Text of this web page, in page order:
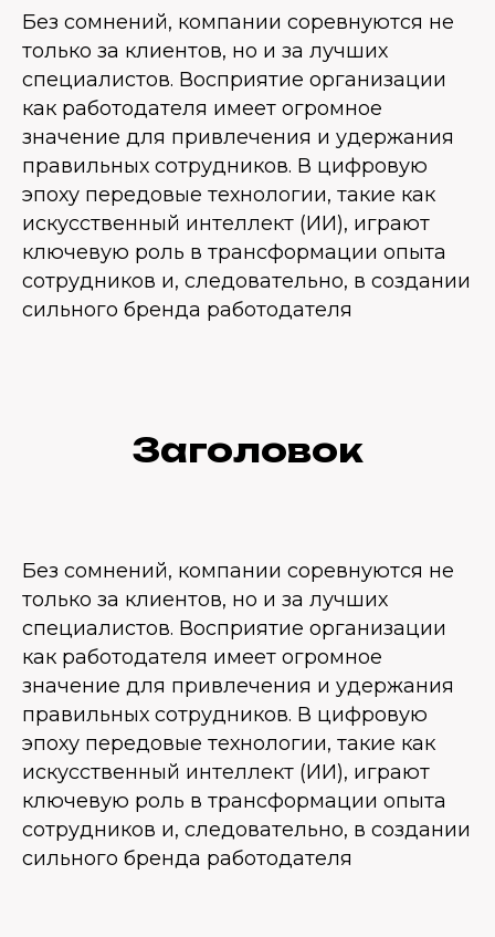
Без сомнений, компании соревнуются не
только за клиентов, но и за лучших
специалистов. Восприятие организации
как работодателя имеет огромное
значение для привлечения и удержания
правильных сотрудников. В цифровую
эпоху передовые технологии, такие как
искусственный интеллект (ИИ), играют
ключевую роль в трансформации опыта
сотрудников и, следовательно, в создании
сильного бренда работодателя
Заголовок
Без сомнений, компании соревнуются не
только за клиентов, но и за лучших
специалистов. Восприятие организации
как работодателя имеет огромное
значение для привлечения и удержания
правильных сотрудников. В цифровую
эпоху передовые технологии, такие как
искусственный интеллект (ИИ), играют
ключевую роль в трансформации опыта
сотрудников и, следовательно, в создании
сильного бренда работодателя